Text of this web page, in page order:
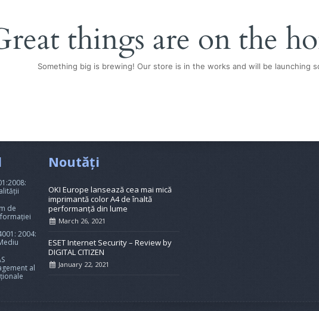
things are on the
Something big is brewing! Our store is in the works and will be launching
de
2004:
al
Noutăți
OKI Europe lansează cea mai mică
imprimantă color A4 de înaltă
performanță din lume
March 26, 2021
ESET Internet Security – Review by
DIGITAL CITIZEN
January 22, 2021